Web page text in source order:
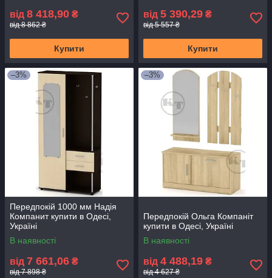
від 8 418,90 ₴
від 8 862 ₴
Купити
від 5 390,29 ₴
від 5 557 ₴
Купити
–3%
Передпокій 1000 мм Надія
Компанит купити в Одесі,
Україні
В наявності
від 7 661,06 ₴
від 7 898 ₴
–3%
Передпокій Ольга Компаніт
купити в Одесі, Україні
В наявності
від 4 488,19 ₴
від 4 627 ₴